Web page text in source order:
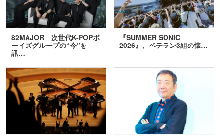
82MAJOR 次世代K-POPボ
ーイズグループの“今”を
訊…
『SUMMER SONIC
2026』、ベテラン3組の懐…